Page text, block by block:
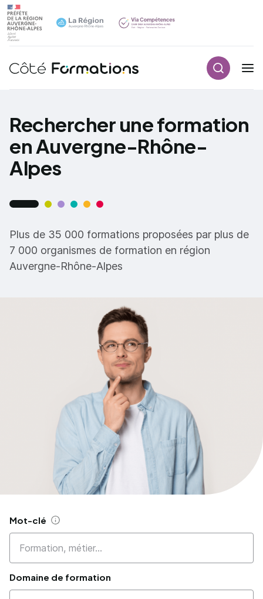
Navigation principale
Rechercher une formation
en Auvergne-Rhône-
Alpes
Plus de 35 000 formations proposées par plus de
7 000 organismes de formation en région
Auvergne-Rhône-Alpes
Mot-clé Aide
Domaine de formation